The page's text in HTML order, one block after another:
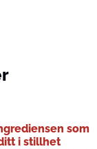
som
i stillhet